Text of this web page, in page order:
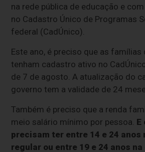
na rede pública de educação e
no Cadastro Único de Programas
federal (CadÚnico).
Este ano, é preciso que as
tenham cadastro ativo no
de 7 de agosto. A atualização do
governo tem a validade de 24
Também é preciso que a renda
meio salário mínimo por pessoa. E
precisam ter entre 14 e 24 anos
regular ou entre 19 e 24 anos na